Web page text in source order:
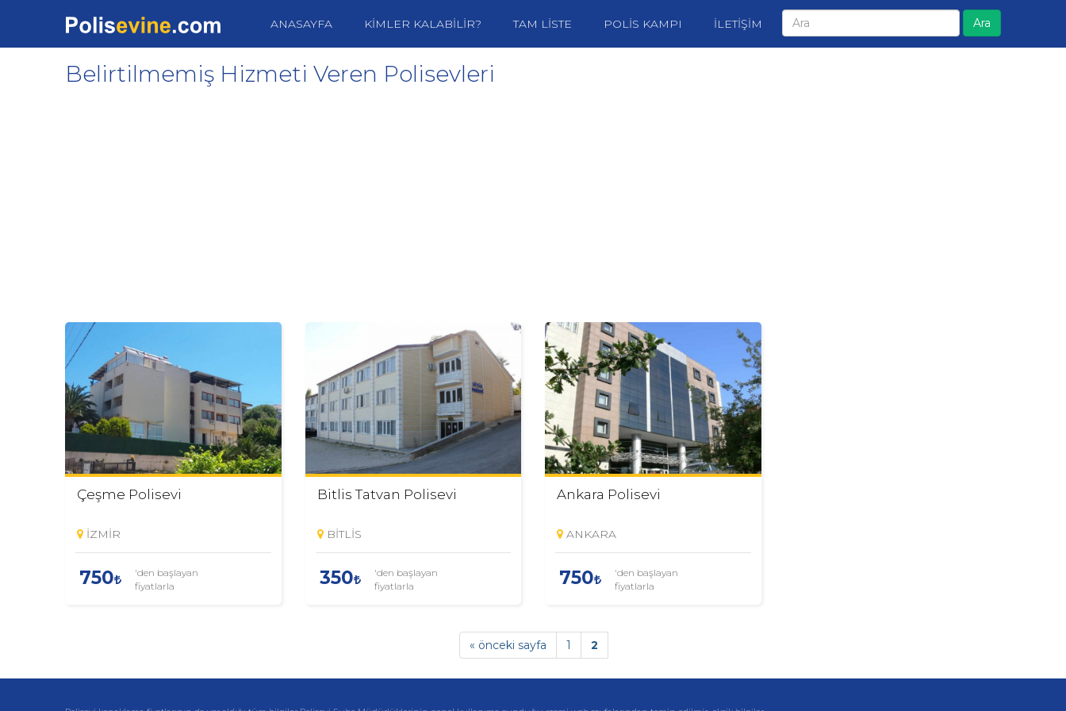
ANASAYFA KİMLER KALABİLİR? TAM LİSTE POLİS KAMPI İLETİŞİM Ara
Belirtilmemiş Hizmeti Veren Polisevleri
Çeşme Polisevi
İZMİR
750
'den başlayan
fiyatlarla
Bitlis Tatvan Polisevi
BİTLİS
350
'den başlayan
fiyatlarla
Ankara Polisevi
ANKARA
750
'den başlayan
fiyatlarla
« önceki sayfa 1 2